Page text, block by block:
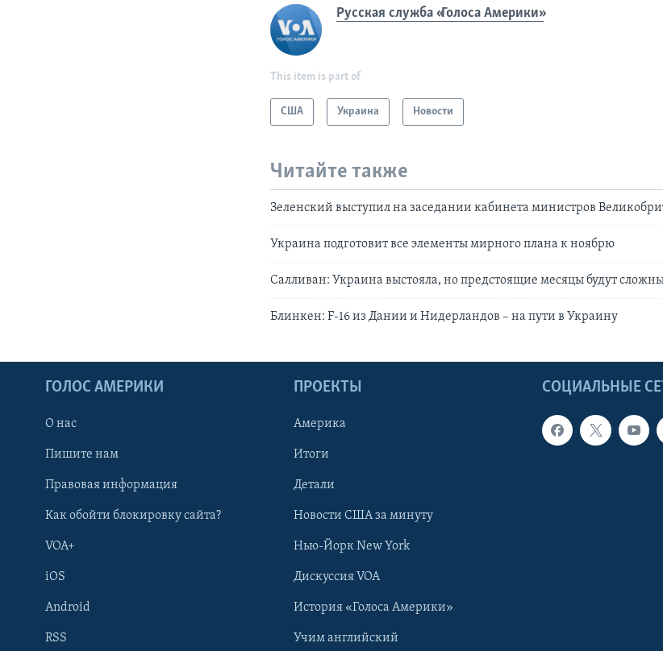
Русская служба «Голоса Америки»
This item is part of
США Украина Новости
Читайте также
Зеленский выступил на заседании кабинета министров
Украина подготовит все элементы мирного плана к ноябрю
Салливан: Украина выстояла, но предстоящие месяцы будут
Блинкен: F-16 из Дании и Нидерландов – на пути в Украину
СОЦИАЛЬНЫЕ
ГОЛОС АМЕРИКИ
О нас
Пишите нам
Правовая информация
Как обойти блокировку сайта?
VOA+
iOS
Android
RSS
ПРОЕКТЫ
Америка
Итоги
Детали
Новости США за минуту
Нью-Йорк New York
Дискуссия VOA
История «Голоса Америки»
Учим английский